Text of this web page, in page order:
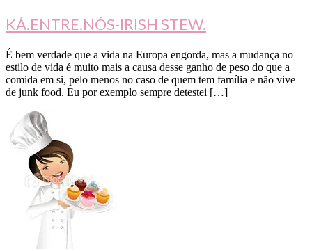
KÁ.ENTRE.NÓS-IRISH STEW.
É bem verdade que a vida na Europa engorda, mas a mudança no
estilo de vida é muito mais a causa desse ganho de peso do que a
comida em si, pelo menos no caso de quem tem família e não vive
de junk food. Eu por exemplo sempre detestei […]